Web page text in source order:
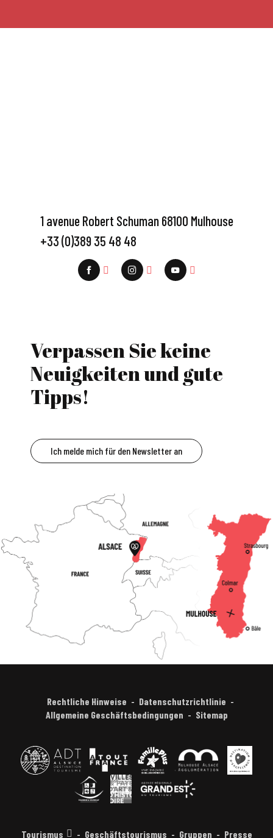
1 avenue Robert Schuman 68100 Mulhouse
+33 (0)389 35 48 48
Verpassen Sie keine
Neuigkeiten und gute
Tipps!
Ich melde mich für den Newsletter an
Rechtliche Hinweise
Datenschutzrichtlinie
Allgemeine Geschäftsbedingungen
Sitemap
Tourismus Geschäftstourismus Gruppen Presse